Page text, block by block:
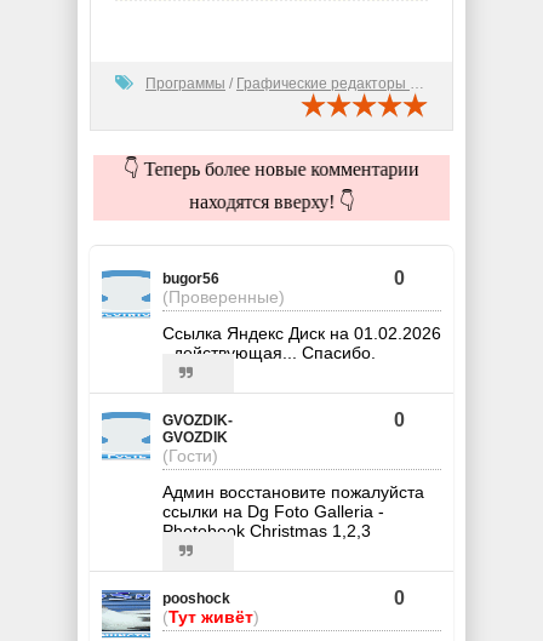
Программы / Графические редакторы (2D)
👇 Теперь более новые комментарии
находятся вверху! 👇
bugor56
(Проверенные)
0
Ссылка Яндекс Диск на 01.02.2026
- действующая... Спасибо.
GVOZDIK-
GVOZDIK
(Гости)
0
Админ восстановите пожалуйста
ссылки на Dg Foto Galleria -
Photobook Christmas 1,2,3
pooshock
(Тут живёт)
0